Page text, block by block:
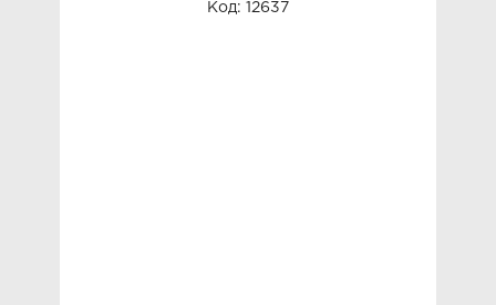
Код: 12637